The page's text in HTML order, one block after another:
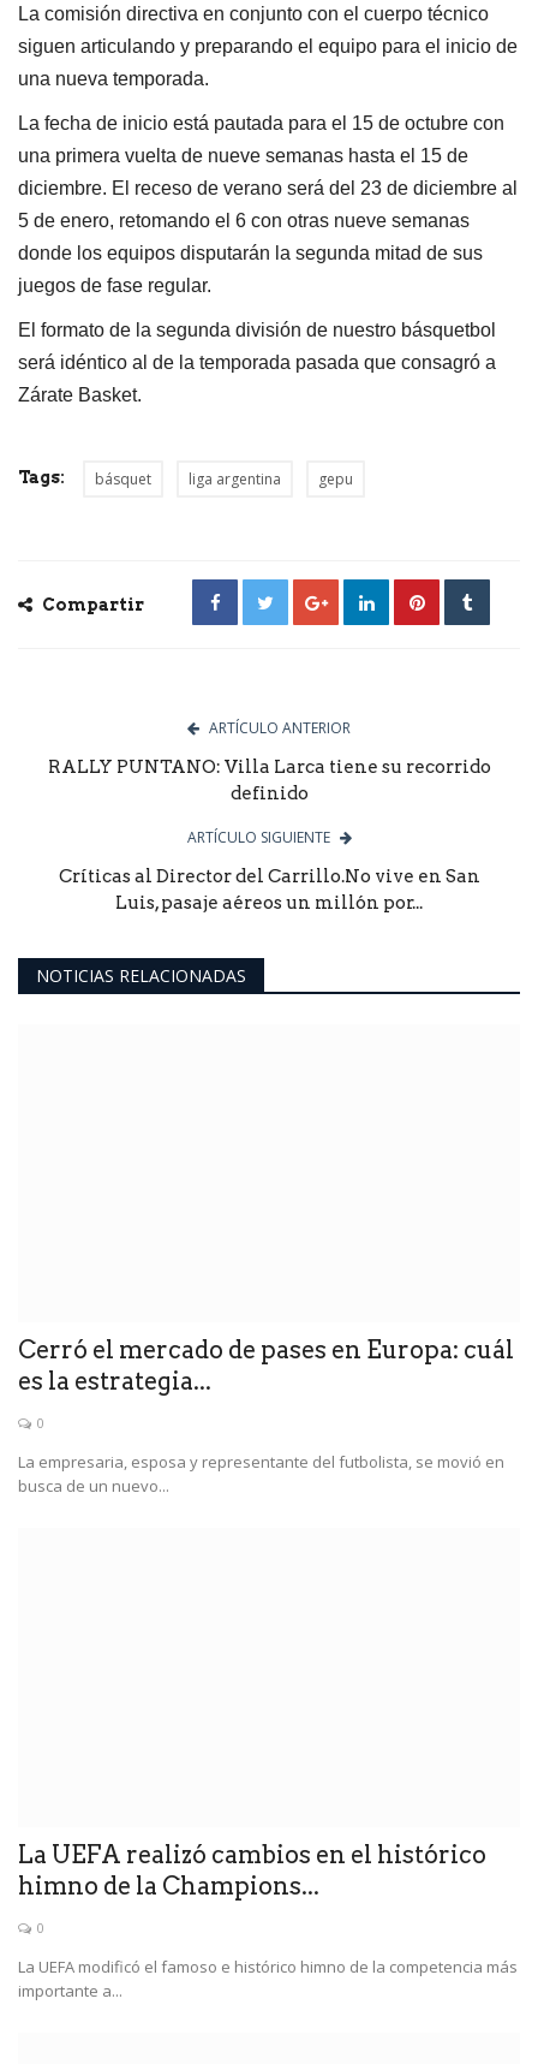
La comisión directiva en conjunto con el cuerpo técnico
siguen articulando y preparando el equipo para el inicio de
una nueva temporada.
La fecha de inicio está pautada para el 15 de octubre con
una primera vuelta de nueve semanas hasta el 15 de
diciembre. El receso de verano será del 23 de diciembre al
5 de enero, retomando el 6 con otras nueve semanas
donde los equipos disputarán la segunda mitad de sus
juegos de fase regular.
El formato de la segunda división de nuestro básquetbol
será idéntico al de la temporada pasada que consagró a
Zárate Basket.
Tags: básquet liga argentina gepu
Compartir
ARTÍCULO ANTERIOR
RALLY PUNTANO: Villa Larca tiene su recorrido
definido
ARTÍCULO SIGUIENTE
Críticas al Director del Carrillo.No vive en San
Luis, pasaje aéreos un millón por...
NOTICIAS RELACIONADAS
Cerró el mercado de pases en Europa: cuál
es la estrategia...
0
La empresaria, esposa y representante del futbolista, se movió en
busca de un nuevo...
La UEFA realizó cambios en el histórico
himno de la Champions...
0
La UEFA modificó el famoso e histórico himno de la competencia más
importante a...